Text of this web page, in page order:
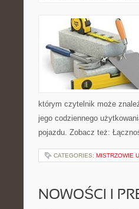
którym czytelnik może
jego codziennego
pojazdu. Zobacz też:
CATEGORIES: MISTRZOWIE
NOWOŚCI I